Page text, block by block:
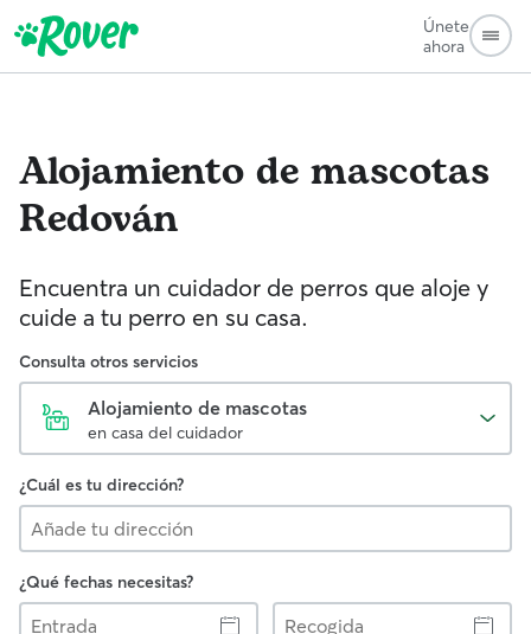
Únete
ahora
Alojamiento de mascotas
Redován
Encuentra un cuidador de perros que aloje y
cuide a tu perro en su casa.
Consulta otros servicios
Alojamiento de mascotas
en casa del cuidador
¿Cuál es tu dirección?
¿Qué fechas necesitas?
Entrada
Recogida